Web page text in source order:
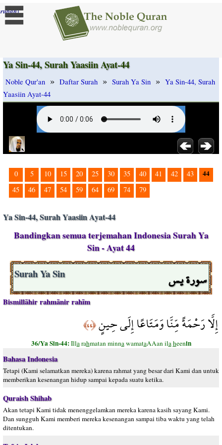
]
Ya Sin-44, Surah Yaasiin Ayat-44
Noble Qur'an » Daftar Surah » Surah Ya Sin » Ya Sin-44, Surah
Yaasiin Ayat-44
0 5 10 15 20 25 30 35 40 41 42 43 44
45 46 47 54 59 64 69 74 79
Ya Sin-44, Surah Yaasiin Ayat-44
Bandingkan semua terjemahan Indonesia Surah Ya
Sin - Ayat 44
سورة يس Surah Ya Sin
Bismillāhir rahmānir rahīm
إِلَّا رَحْمَةً مِّنَّا وَمَتَاعًا إِلَى حِينٍ﴿٤٤﴾
36/Ya Sin-44:Illarahmatan minnawamataAAan ilaheenin
Bahasa Indonesia
Tetapi (Kami selamatkan mereka) karena rahmat yang besar dari Kami dan untuk
memberikan kesenangan hidup sampai kepada suatu ketika.
Quraish Shihab
Akan tetapi Kami tidak menenggelamkan mereka karena kasih sayang Kami.
Dan sungguh Kami memberi mereka kesenangan sampai tiba waktu yang telah
ditentukan.